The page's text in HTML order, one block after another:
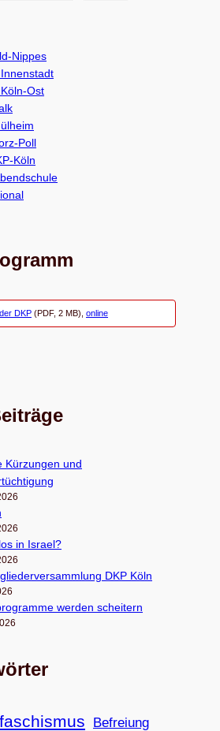
Nippes
Ost
Poll
Köln
DKP (PDF, 2 MB), online
Kür­zun­gen und
in Israel?
DKP Köln
wer­den scheitern
Befreiung